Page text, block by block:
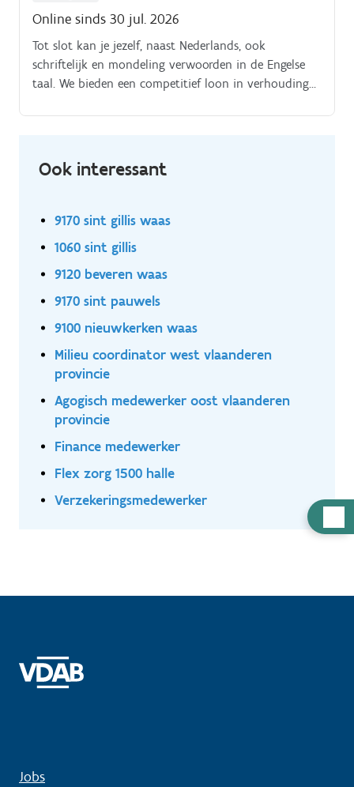
Online sinds 30 jul. 2026
Tot slot kan je jezelf, naast Nederlands, ook
schriftelijk en mondeling verwoorden in de Engelse
taal. We bieden een competitief loon in verhouding
maaltijdcheques.
Ook interessant
9170 sint gillis waas
1060 sint gillis
9120 beveren waas
9170 sint pauwels
9100 nieuwkerken waas
Milieu coordinator west vlaanderen
provincie
Agogisch medewerker oost vlaanderen
provincie
Finance medewerker
Flex zorg 1500 halle
Verzekeringsmedewerker
Jobs